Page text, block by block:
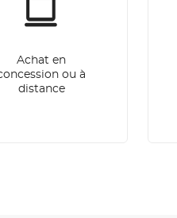
Achat en
ou à
distance